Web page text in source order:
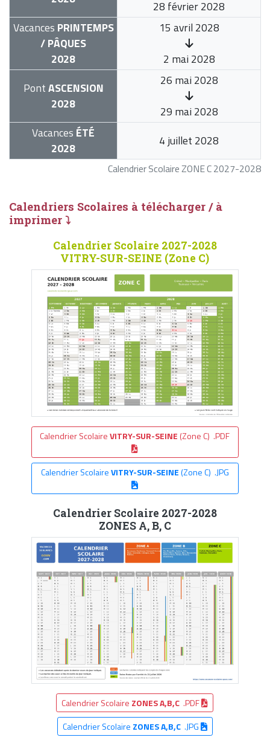
Calendrier Scolaire ZONE C 2027-2028
28 février 2028
Vacances PRINTEMPS
/ PÂQUES
2028
15 avril 2028
2 mai 2028
PontASCENSION
2028
26 mai 2028
29 mai 2028
Vacances ÉTÉ
2028
4 juillet 2028
Calendriers Scolaires à télécharger / à
imprimer ⤵
Calendrier Scolaire 2027-2028
VITRY-SUR-SEINE (Zone C)
Calendrier ScolaireVITRY-SUR-SEINE (Zone C) .PDF
Calendrier ScolaireVITRY-SUR-SEINE(Zone C) .JPG
Calendrier Scolaire 2027-2028
ZONES A, B, C
Calendrier Scolaire ZONES A,B,C .PDF
Calendrier Scolaire ZONES A,B,C.JPG